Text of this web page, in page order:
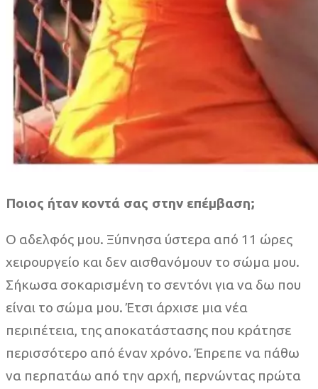
Ποιος ήταν κοντά σας στην επέμβαση;
Ο αδελφός μου. Ξύπνησα ύστερα από 11 ώρες
χειρουργείο και δεν αισθανόμουν το σώμα μου.
Σήκωσα σοκαρισμένη το σεντόνι για να δω που
είναι το σώμα μου. Έτσι άρχισε μια νέα
περιπέτεια, της αποκατάστασης που κράτησε
περισσότερο από έναν χρόνο. Έπρεπε να πάθω
να περπατάω από την αρχή, περνώντας πρώτα